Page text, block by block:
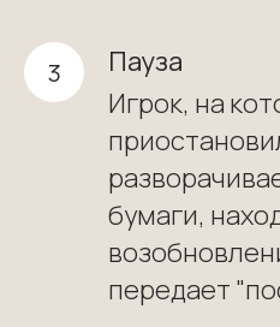
Пауза
Игрок, на
бумаги,
передает